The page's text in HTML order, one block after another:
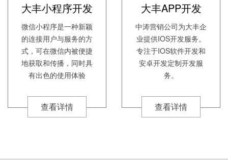
大丰小程序开发
微信小程序是一种新颖
的连接用户与服务的方
式，可在微信内被便捷
地获取和传播，同时具
有出色的使用体验
查看详情
大丰APP开发
中涛营销公司为大丰企
业提供IOS开发服务。
专注于IOS软件开发和
安卓开发定制开发服
务。
查看详情